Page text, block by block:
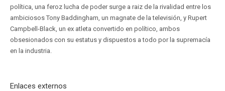
política, una feroz lucha de poder surge a raiz de la rivalidad entre los
ambiciosos Tony Baddingham, un magnate de la televisión, y Rupert
Campbell-Black, un ex atleta convertido en político, ambos
obsesionados con su estatus y dispuestos a todo por la supremacía
en la industria.
Enlaces externos